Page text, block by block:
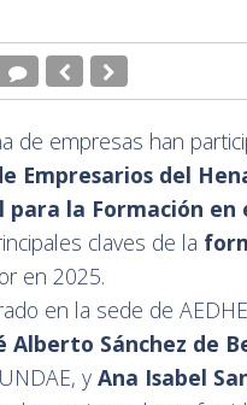
de empresas han
Empresarios del
para la Formación en
claves de la
en 2025.
en la sede de
Alberto Sánchez de
y Ana Isabel